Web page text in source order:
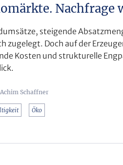
Nachfrage
steigende
zugelegt. Doch auf der
Kosten und strukturelle
Schaffner
Öko